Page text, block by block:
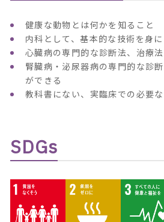
健康な動物とは何かを知ること
内科として、基本的な技術を身
心臓病の専門的な診断法、治療
腎臓病・泌尿器病の専門的な診
ができる
教科書にない、実臨床での必要
SDGs